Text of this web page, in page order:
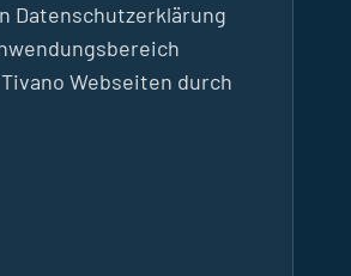
Datenschutzerklärung
Webseiten durch